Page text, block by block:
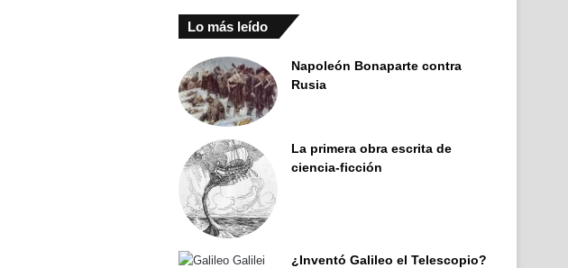
Lo más leído
Napoleón Bonaparte contra
Rusia
La primera obra escrita de
ciencia-ficción
¿Inventó Galileo el Telescopio?